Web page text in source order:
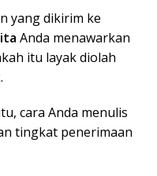
yang dikirim ke
Anda menawarkan
itu layak diolah
cara Anda menulis
tingkat penerimaan